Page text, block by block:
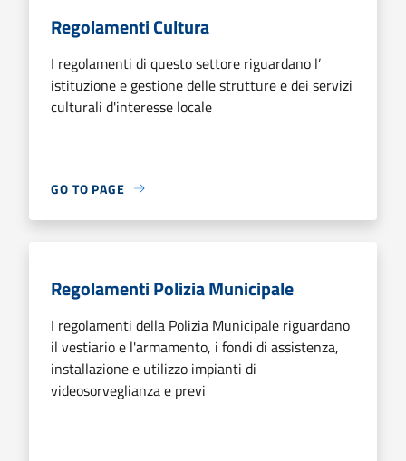
Regolamenti Cultura
I regolamenti di questo settore riguardano l’
istituzione e gestione delle strutture e dei servizi
culturali d'interesse locale
GO TO PAGE
Regolamenti Polizia Municipale
I regolamenti della Polizia Municipale riguardano
il vestiario e l'armamento, i fondi di assistenza,
installazione e utilizzo impianti di
videosorveglianza e previ